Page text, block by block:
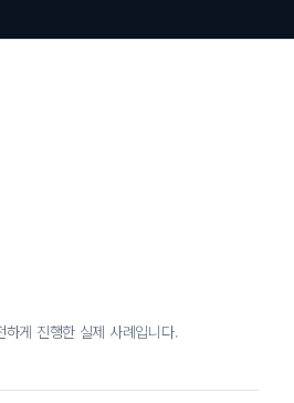
게 진행한 실제 사례입니다.